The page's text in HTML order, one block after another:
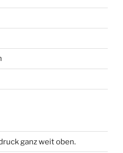
ganz weit oben.